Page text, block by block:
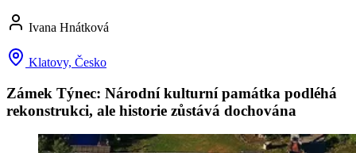
Ivana Hnátková
Klatovy, Česko
Zámek Týnec: Národní kulturní památka podléhá
rekonstrukci, ale historie zůstává dochována